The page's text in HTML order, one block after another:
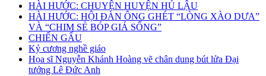
HÀI HƯỚC: CHUYỆN HUYỆN HỦ LẬU
HÀI HƯỚC: HỘI ĐÀN ÔNG GHÉT “LÒNG XÀO DƯA”
VÀ “CHIM SẺ BÓP GIÁ SỐNG”
CHIẾN GẤU
Kỷ cương nghề giáo
Họa sĩ Nguyễn Khánh Hoàng vẽ chân dung bút lửa Đại
tướng Lê Đức Anh